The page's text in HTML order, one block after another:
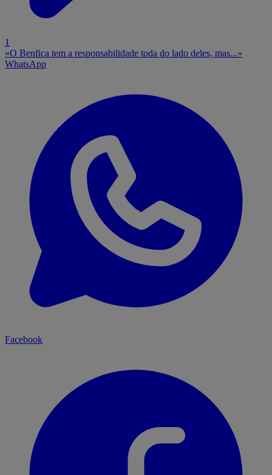
1
«O Benfica tem a responsabilidade toda do lado deles, mas...»
WhatsApp
Facebook